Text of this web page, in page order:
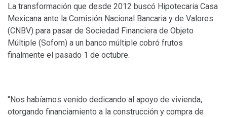
La transformación que desde 2012 buscó Hipotecaria Casa
Mexicana ante la Comisión Nacional Bancaria y de Valores
(CNBV) para pasar de Sociedad Financiera de Objeto
Múltiple (Sofom) a un banco múltiple cobró frutos
finalmente el pasado 1 de octubre.
“Nos habíamos venido dedicando al apoyo de vivienda,
otorgando financiamiento a la construcción y compra de